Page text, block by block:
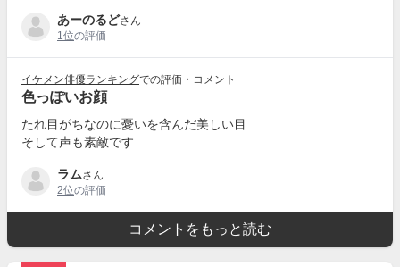
あーのるどさん
1位の評価
イケメン俳優ランキングでの評価・コメント
色っぽいお顔
たれ目がちなのに憂いを含んだ美しい目
そして声も素敵です
ラムさん
2位の評価
コメントをもっと読む